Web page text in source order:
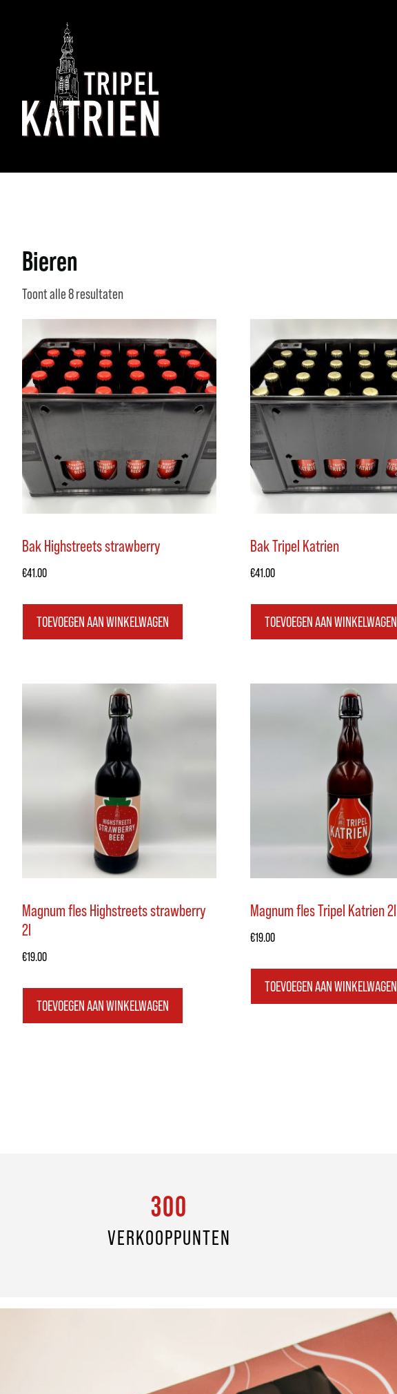
Bieren
Toont alle 8 resultaten
Bak Highstreets strawberry
€41.00
TOEVOEGEN AAN WINKELWAGEN
Bak Tripel Katrien
€41.00
TOEVOEGEN AAN WINKELWAGEN
Magnum fles Highstreets strawberry
2l
€19.00
TOEVOEGEN AAN WINKELWAGEN
Magnum fles Tripel Katrien 2l
€19.00
TOEVOEGEN AAN WINKELWAGEN
300
VERKOOPPUNTEN